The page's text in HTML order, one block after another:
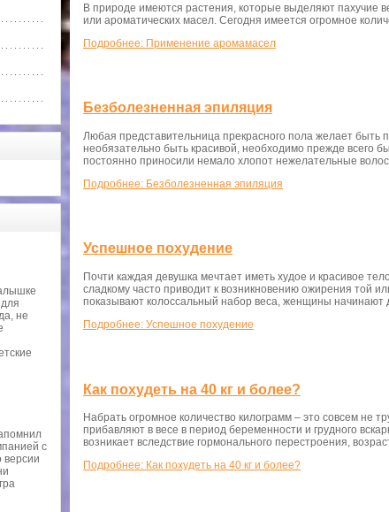
не
с
версии
В природе имеются растения, которые выделяют пахучие
или ароматических масел. Сегодня имеется огромное
Подробнее: Применение аромамасел
Безболезненная эпиляция
Любая представительница прекрасного пола желает быть
необязательно быть красивой, необходимо прежде всего
постоянно приносили немало хлопот нежелательные
Подробнее: Безболезненная эпиляция
Успешное похудение
Почти каждая девушка мечтает иметь худое и красивое
сладкому часто приводит к возникновению ожирения той
показывают колоссальный набор веса, женщины начинают
Подробнее: Успешное похудение
Как похудеть на 40 кг и более?
Набрать огромное количество килограмм – это совсем не
прибавляют в весе в период беременности и грудного
возникает вследствие гормонального перестроения,
Подробнее: Как похудеть на 40 кг и более?